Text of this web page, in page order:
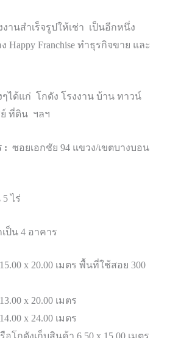
งานสำเร็จรูปให้เช่า เป็นอีกหนึ่ง
Happy Franchise ทำธุรกิจขาย และ
ได้แก่ โกดัง โรงงาน บ้าน ทาวน์
ที่ดิน ฯลฯ
: ซอยเอกชัย 94 แขวง/เขตบางบอน
ไร่
ป็น 4 อาคาร
x 20.00 เมตร พื้นที่ใช้สอย 300
x 20.00 เมตร
x 24.00 เมตร